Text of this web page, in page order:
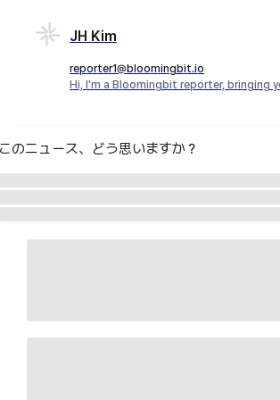
JH Kim
reporter1@bloomingbit.io
Hi, I'm a Bloomingbit reporter, bringing
このニュース、どう思いますか？